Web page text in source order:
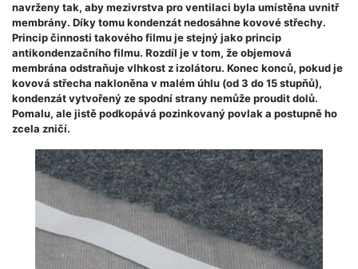
navrženy tak, aby mezivrstva pro ventilaci byla umístěna uvnitř
membrány. Díky tomu kondenzát nedosáhne kovové střechy.
Princip činnosti takového filmu je stejný jako princip
antikondenzačního filmu. Rozdíl je v tom, že objemová
membrána odstraňuje vlhkost z izolátoru. Konec konců, pokud je
kovová střecha nakloněna v malém úhlu (od 3 do 15 stupňů),
kondenzát vytvořený ze spodní strany nemůže proudit dolů.
Pomalu, ale jistě podkopává pozinkovaný povlak a postupně ho
zcela zničí.